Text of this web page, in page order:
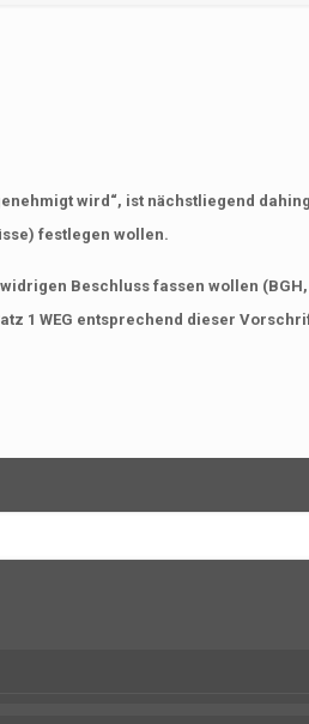
wird“, ist nächstliegend
festlegen wollen.
Beschluss fassen wollen (BGH,
1 WEG entsprechend dieser